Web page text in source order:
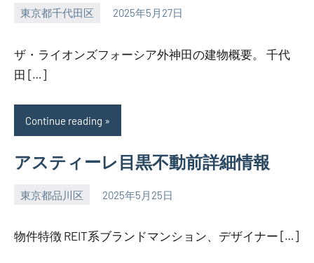
東京都千代田区 2025年5月27日
SEZIMO
ザ・ライオンズフォーシア外神田の建物概要。 千代
田 […]
Continue reading
アスティーレ目黒不動前詳細情報
東京都品川区 2025年5月25日
SEZIMO
物件特徴 REIT系ブランドマンション、デザイナー […]